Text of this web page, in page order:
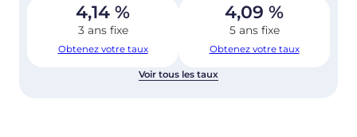
4,14 %
3 ans fixe
Obtenez votre taux
4,09 %
5 ans fixe
Obtenez votre taux
Voir tous les taux